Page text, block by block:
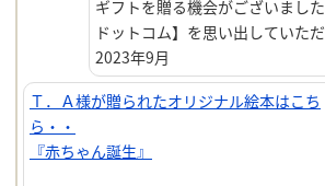
ギフトを贈る機会がございまし
ドットコム】を思い出していた
2023年9月
Ｔ．Ａ様が贈られたオリジナル絵本はこち
ら・・
『赤ちゃん誕生』